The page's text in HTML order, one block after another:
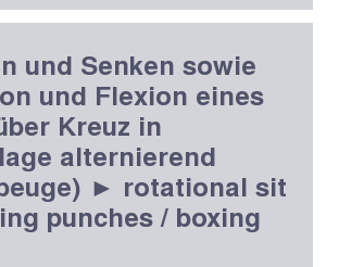
und Senken sowie
und Flexion eines
Kreuz in
alternierend
► rotational sit
punches / boxing